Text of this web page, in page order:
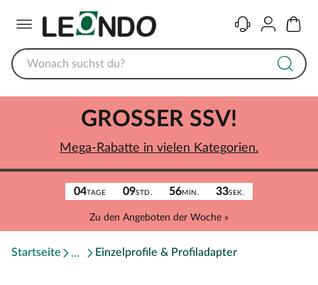
KontaktKonto
04TAGE 09STD. 56MIN. 33SEK.
Zu den Angeboten der Woche »
GROSSER SSV!
Mega-Rabatte in vielen Kategorien.
Startseite Einzelprofile & Profiladapter